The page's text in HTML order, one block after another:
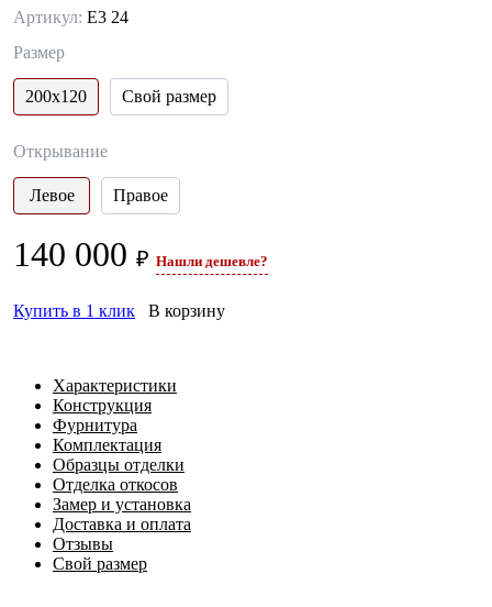
Артикул: Е3 24
Размер
200х120 Свой размер
Открывание
Левое Правое
140 000 ₽ Нашли дешевле?
Купить в 1 клик В корзину
Характеристики
Конструкция
Фурнитура
Комплектация
Образцы отделки
Отделка откосов
Замер и установка
Доставка и оплата
Отзывы
Свой размер